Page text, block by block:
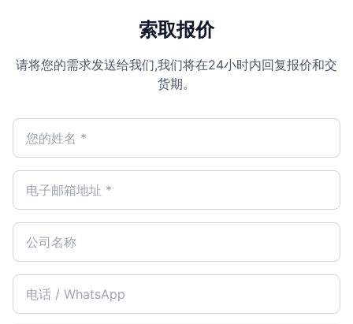
索取报价
请将您的需求发送给我们,我们将在24小时内回复报价和交
货期。